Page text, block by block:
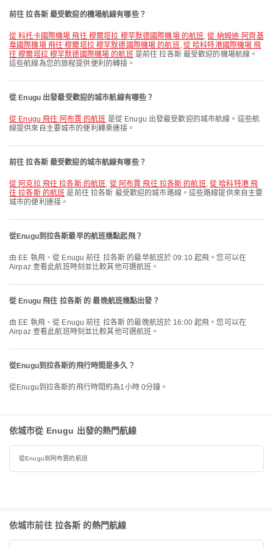
前往 拉各斯 最受歡迎的機場航線有哪些？
從 科托卡國際機場 飛往 穆爾塔拉 穆罕默德國際機場 的航班,從 納姆迪·阿齊基
韋國際機場 飛往 穆爾塔拉 穆罕默德國際機場 的航班, 從 哈科特港國際機場 飛
往 穆爾塔拉 穆罕默德國際機場 的航班 是前往 拉各斯 最受歡迎的機場航線。
這些航線為您的旅程提供便利的轉接。
從 Enugu 出發最受歡迎的城市航線有哪些？
從 Enugu 飛往 阿布賈 的航班 是從 Enugu 出發最受歡迎的城市航線。這些航
線提供來自主要城市的便利轉乘連接。
前往 拉各斯 最受歡迎的城市航線有哪些？
從 阿克拉 飛往 拉各斯 的航班, 從 阿布賈 飛往 拉各斯 的航班,從 哈科特港 飛
往 拉各斯 的航班 是前往 拉各斯 最受歡迎的城市路線。這些路線提供來自主要
城市的便利連接。
從Enugu到拉各斯最早的航班幾點起飛？
由 EE 執飛、從 Enugu 前往 拉各斯 的最早航班於 09:10 起飛。您可以在
Airpaz 查看此航班時刻並比較其他可選航班。
從 Enugu 飛往 拉各斯 的 最晚航班幾點出發？
由 EE 執飛、從 Enugu 前往 拉各斯 的最晚航班於 16:00 起飛。您可以在
Airpaz 查看此航班時刻並比較其他可選航班。
從Enugu到拉各斯的飛行時間是多久？
從Enugu到拉各斯的飛行時間約為1小時 0分鐘。
依城市從 Enugu 出發的熱門航線
從Enugu到阿布賈的航班
依城市前往 拉各斯 的熱門航線